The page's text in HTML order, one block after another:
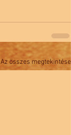
Az összes megtekintése